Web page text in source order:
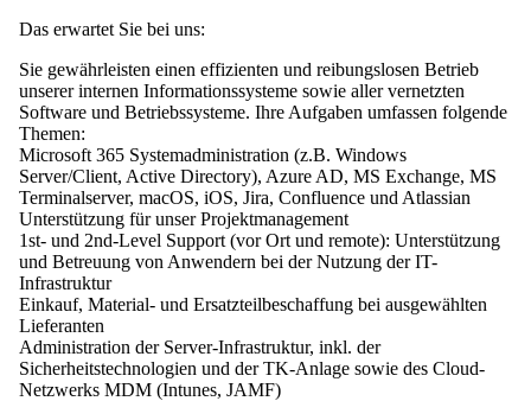
Das erwartet Sie bei uns:
Sie gewährleisten einen effizienten und reibungslosen Betrieb
unserer internen Informationssysteme sowie aller vernetzten
Software und Betriebssysteme. Ihre Aufgaben umfassen folgende
Themen:
Microsoft 365 Systemadministration (z.B. Windows
Server/Client, Active Directory), Azure AD, MS Exchange, MS
Terminalserver, macOS, iOS, Jira, Confluence und Atlassian
Unterstützung für unser Projektmanagement
1st- und 2nd-Level Support (vor Ort und remote): Unterstützung
und Betreuung von Anwendern bei der Nutzung der IT-
Infrastruktur
Einkauf, Material- und Ersatzteilbeschaffung bei ausgewählten
Lieferanten
Administration der Server-Infrastruktur, inkl. der
Sicherheitstechnologien und der TK-Anlage sowie des Cloud-
Netzwerks MDM (Intunes, JAMF)